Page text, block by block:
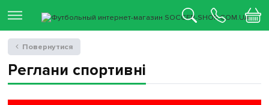
Реглани спортивні
Повернутися